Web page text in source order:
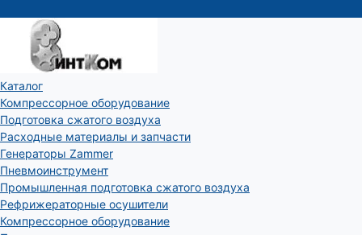
Каталог
Компрессорное оборудование
Подготовка сжатого воздуха
Расходные материалы и запчасти
Генераторы Zammer
Пневмоинструмент
Промышленная подготовка сжатого воздуха
Рефрижераторные осушители
Компрессорное оборудование